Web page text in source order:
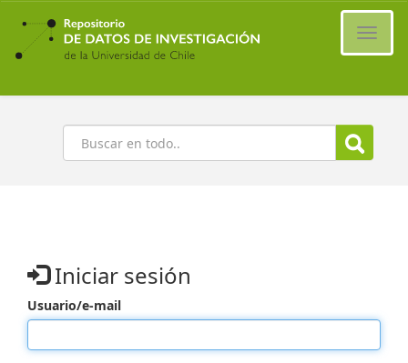
Ir
contenido
principal
Buscar
Iniciar sesión
Usuario/e-mail